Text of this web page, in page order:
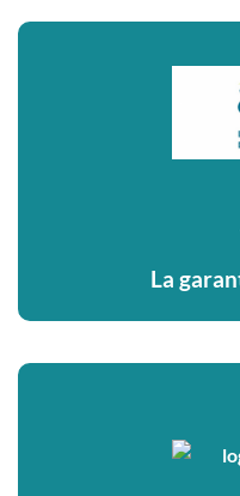
La